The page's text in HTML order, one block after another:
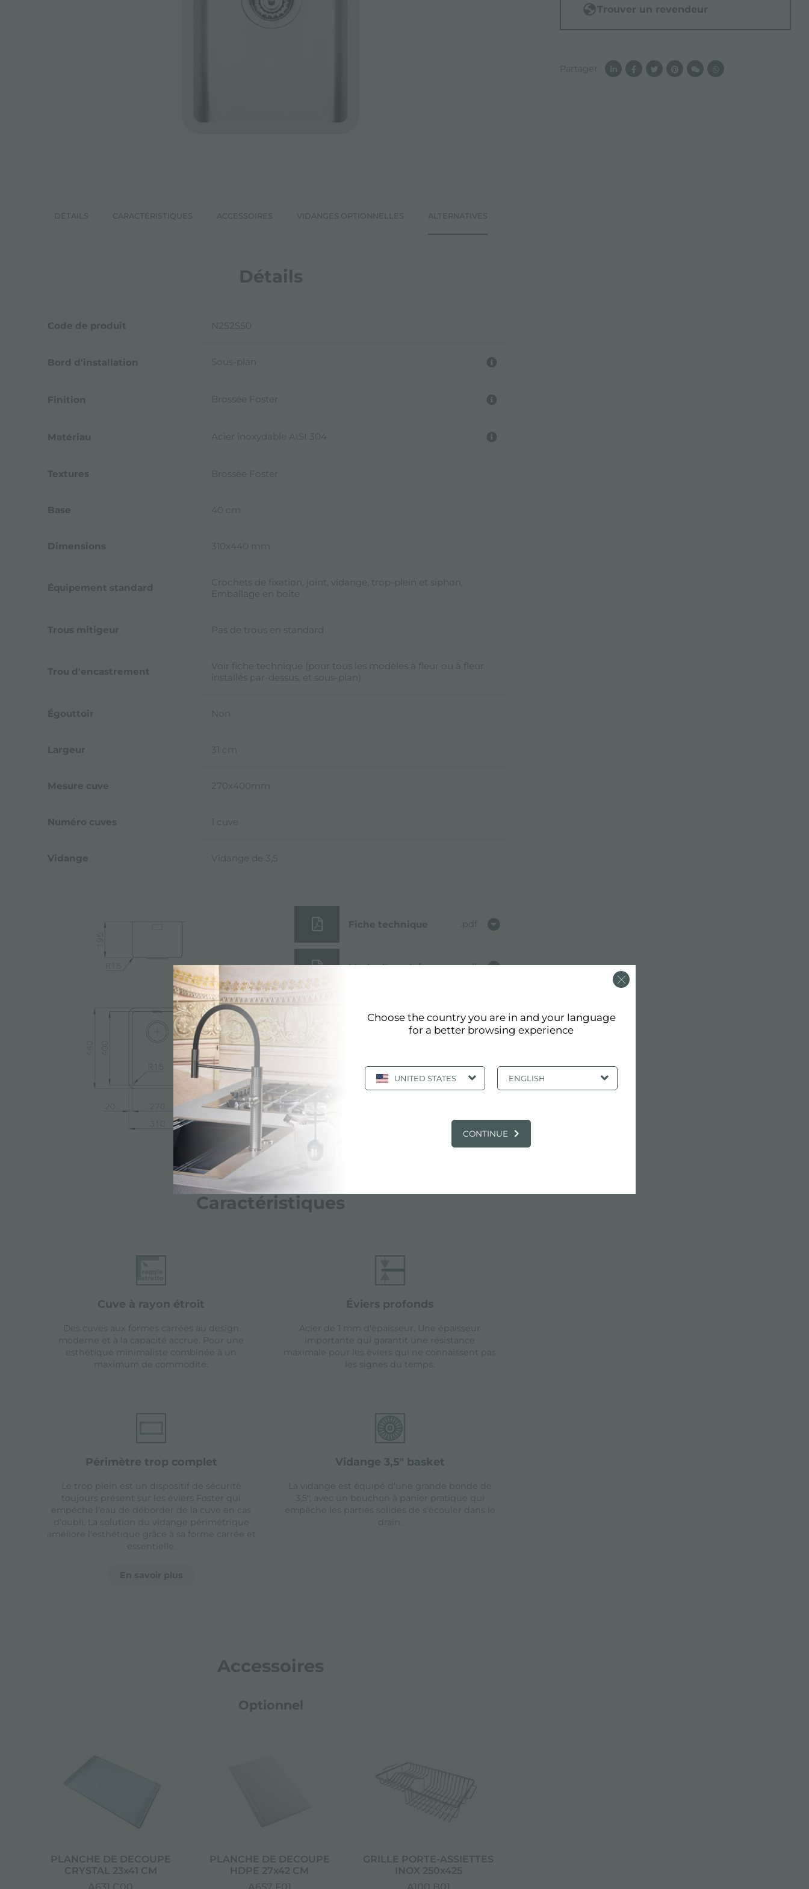
DÉTAILS CARACTÉRISTIQUES ACCESSOIRES VIDANGES OPTIONNELLES ALTERNATIVES
Détails
Fiche technique pdf
Mode d'emploi pdf
Code de produit N252S50
Bord d'installation Sous-plan
Finition Brossée Foster
Matériau Acier inoxydable AISI 304
Textures Brossée Foster
Base 40 cm
Dimensions 310x440 mm
Équipement standard
Crochets de fixation, joint, vidange, trop-plein et siphon,
Emballage en boîte
Trous mitigeur Pas de trous en standard
Trou d'encastrement
Voir fiche technique (pour tous les modèles à fleur ou à fleur
installés par-dessus, et sous-plan)
Égouttoir Non
Largeur 31 cm
Mesure cuve 270x400mm
Numéro cuves 1 cuve
Vidange Vidange de 3,5
Caractéristiques
cuve à rayon étroit
Des cuves aux formes carrées au design
moderne et à la capacité accrue. Pour une
esthétique minimaliste combinée à un
maximum de commodité.
éviers profonds
Acier de 1 mm d'épaisseur. Une épaisseur
importante qui garantit une résistance
maximale pour les éviers qui ne connaissent pas
les signes du temps.
périmètre trop complet
Le trop plein est un dispositif de sécurité
toujours présent sur les éviers Foster qui
empêche l'eau de déborder de la cuve en cas
d'oubli. La solution du vidange périmétrique
améliore l'esthétique grâce à sa forme carrée et
essentielle.
En savoir plus
vidange 3,5" basket
La vidange est équipé d'une grande bonde de
3,5", avec un bouchon à panier pratique qui
empêche les parties solides de s'écouler dans le
drain.
Accessoires
Optionnel
PLANCHE DE DECOUPE
CRYSTAL 23x41 CM
PLANCHE DE DECOUPE
HDPE 27x42 CM
GRILLE PORTE-ASSIETTES
INOX 250x425
Trouver un revendeur
Partager
Choose the country you are in and your language
for a better browsing experience
UNITED STATES ENGLISH
CONTINUE